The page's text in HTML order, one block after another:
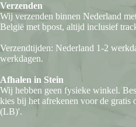
Verzenden
Wij verzenden binnen Nederland
België met bpost, altijd inclusief
Verzendtijden: Nederland 1-2
werkdagen.
Afhalen in Stein
Wij hebben geen fysieke winkel.
kies bij het afrekenen voor de gratis
(LB)'.